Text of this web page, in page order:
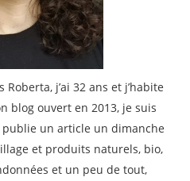
j’ai 32 ans et j’habite
blog ouvert en 2013, je suis
publie un article un dimanche
et produits naturels, bio,
et un peu de tout,